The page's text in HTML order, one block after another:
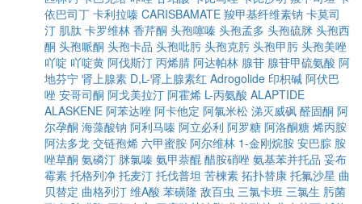
依巴司丁 卡利拉嗪 CARISBAMATE 羧甲基纤维素钠 卡莫司
汀 肌肽 卡罗维林 香芹酮 头孢噻嗪 头孢孟多 头孢硫脒 头孢西
酮 头孢哌酮 头孢卡品 头孢吡肟 头孢克肟 头孢甲肟 头孢美唑
吖啶 吖啶黄 阿伐斯汀 丙烯腈 阿达帕林 腺苷 腺苷甲硫氨酸 阿
地芬宁 肾上腺素 D,L-肾上腺素红 Adrogolide 印枳碱 阿伏巴
唑 安哥司酮 阿戈美拉汀 阿霍烯 L-丙氨酸 ALAPTIDE
ALASKENE 阿苯达唑 阿卡他定 阿氯米松 涕灭威砜 醛固酮 阿
尔孕酮 海藻酸钠 阿利马嗪 阿立必利 阿罗糖 阿洛酮糖 烯丙胺
阿法多龙 交链孢烯 六甲蜜胺 阿尔维林 1-金刚烷胺 安巴腙 胺
唑草酮 氨磷汀 脒氯嗪 氨甲萘醌 醋胺硝唑 氨基苯并托品 妥布
霉素 托格列净 托麦汀 托伐普坦 苦楝素 拓扑替康 托氟沙星 曲
贝替定 曲格列汀 维A酸 苯磺隆 敌百虫 三氯卡班 三氯生 肟菌